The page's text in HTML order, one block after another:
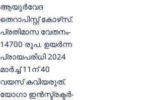
ആയുര്‍വേദ
തെറാപിസ്റ്റ് കോഴ്‌സ്.
പ്രതിമാസ വേതനം-
14700 രൂപ. ഉയര്‍ന്ന
പ്രായപരിധി 2024
മാര്‍ച്ച് 11ന് 40
വയസ് കവിയരുത്.
യോഗാ ഇന്‍സ്ട്രക്ടര്‍-